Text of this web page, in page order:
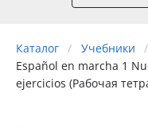
Каталог Учебники
Español en marcha 1
ejercicios (Рабочая